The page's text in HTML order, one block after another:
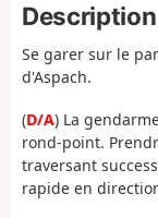
Se garer sur le
d'Aspach.
(D/A) La
rond-point.
traversant
rapide en